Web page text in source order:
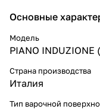
Основные
Модель
PIANO INDUZIONE
Страна производства
Италия
Тип варочной